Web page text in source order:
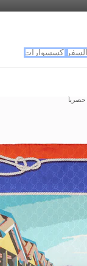
إكسسوارات
حصرياً